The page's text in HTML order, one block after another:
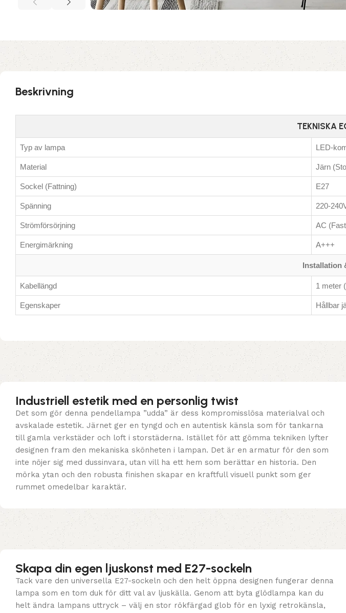
Beskrivning
TEKNISKA
Typ av lampa LED-
Material Järn
Sockel (Fattning) E27
Spänning 220-
Strömförsörjning AC
Energimärkning A+++
Installation
Kabellängd 1 meter
Egenskaper Hållbar
Industriell estetik med en personlig twist
Det som gör denna pendellampa ”udda” är dess kompromisslösa materialval och
avskalade estetik. Järnet ger en tyngd och en autentisk känsla som för tankarna
till gamla verkstäder och loft i storstäderna. Istället för att gömma tekniken lyfter
designen fram den mekaniska skönheten i lampan. Det är en armatur för den som
inte nöjer sig med dussinvara, utan vill ha ett hem som berättar en historia. Den
mörka ytan och den robusta finishen skapar en kraftfull visuell punkt som ger
rummet omedelbar karaktär.
Skapa din egen ljuskonst med E27-sockeln
Tack vare den universella E27-sockeln och den helt öppna designen fungerar denna
lampa som en tom duk för ditt val av ljuskälla. Genom att byta glödlampa kan du
helt ändra lampans uttryck – välj en stor rökfärgad glob för en lyxig retrokänsla,